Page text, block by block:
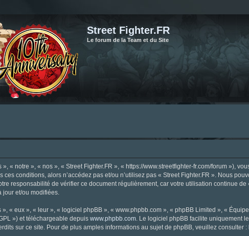
Street Fighter.FR
Le forum de la Team et du Site
« notre », « nos », « Street Fighter.FR », « https://www.streetfighter-fr.com/forum »),
conditions, alors n’accédez pas et/ou n’utilisez pas « Street Fighter.FR ». Nous
responsabilité de vérifier ce document régulièrement, car votre utilisation continue
jour et/ou modifiées.
« eux », « leur », « logiciel phpBB », « www.phpbb.com », « phpBB Limited », «
») et téléchargeable depuis www.phpbb.com. Le logiciel phpBB facilite uniquement
sur ce site. Pour de plus amples informations au sujet de phpBB, veuillez consulter :